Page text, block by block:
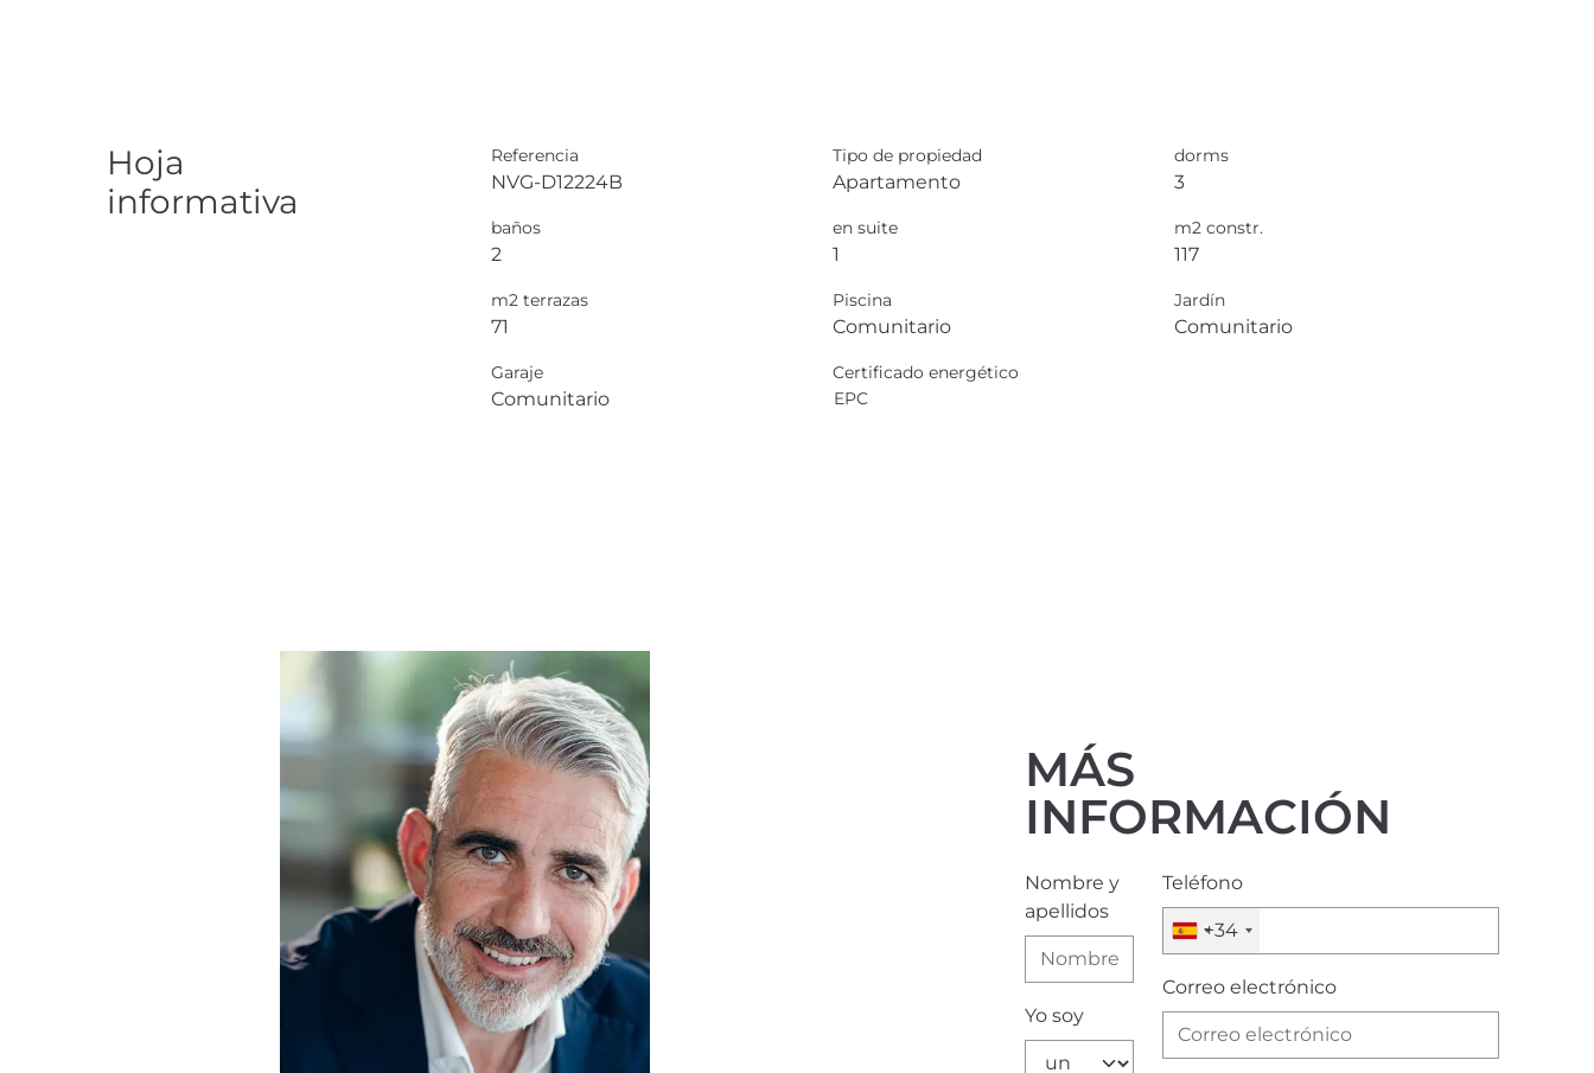
Hoja
informativa
Referencia
NVG-D12224B
Tipo de propiedad
Apartamento
dorms
3
baños
2
en suite
1
m2 constr.
117
m2 terrazas
71
Piscina
Comunitario
Jardín
Comunitario
Garaje
Comunitario
Certificado energético
EPC
MÁS
INFORMACIÓN
Nombre y
apellidos
Yo soy
Teléfono
+34
Correo electrónico